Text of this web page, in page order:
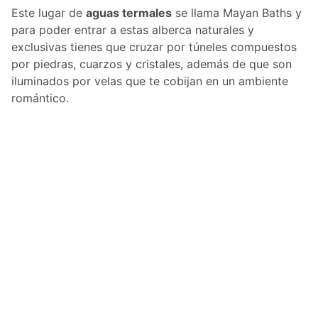
Este lugar de aguas termales se llama Mayan Baths y
para poder entrar a estas alberca naturales y
exclusivas tienes que cruzar por túneles compuestos
por piedras, cuarzos y cristales, además de que son
iluminados por velas que te cobijan en un ambiente
romántico.